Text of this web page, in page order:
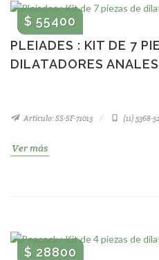
PLEIADES : KIT DE 7
DILATADORES ANALES
$ 55400
Artículo: SS-SF-71013 (11) 5368-
Ver más
$ 28800